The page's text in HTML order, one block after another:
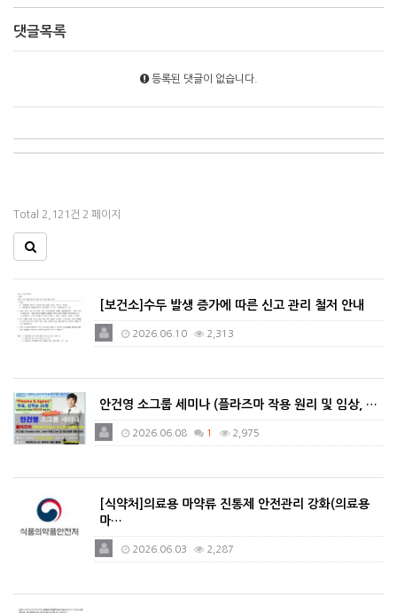
댓글목록
등록된 댓글이 없습니다.
Total 2,121건 2 페이지
[보건소]수두 발생 증가에 따른 신고 관리 철저 안내
2026.06.10 2,313
안건영 소그룹 세미나 (플라즈마 작용 원리 및 임상, …
2026.06.08 1 2,975
[식약처]의료용 마약류 진통제 안전관리 강화(의료용
마…
2026.06.03 2,287